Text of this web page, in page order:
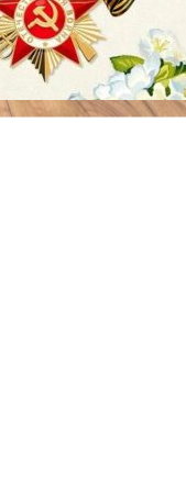
29.04.2025